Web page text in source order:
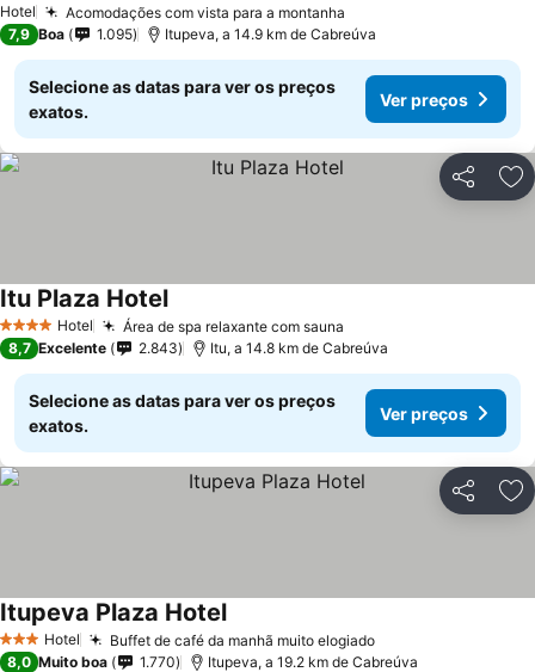
Hotel Acomodações com vista para a montanha
7,9 Boa 1.095 Itupeva, a 14.9 km de Cabreúva
Selecione as datas para ver os preços
exatos.
Ver preços
Partilhar
4 EstrelasHotel Área de spa relaxante com sauna
Itu Plaza Hotel
8,7 Excelente 2.843 Itu, a 14.8 km de Cabreúva
Selecione as datas para ver os preços
exatos.
Ver preços
Partilhar
3 EstrelasHotel Buffet de café da manhã muito elogiado
Itupeva Plaza Hotel
8,0 Muito boa 1.770 Itupeva, a 19.2 km de Cabreúva